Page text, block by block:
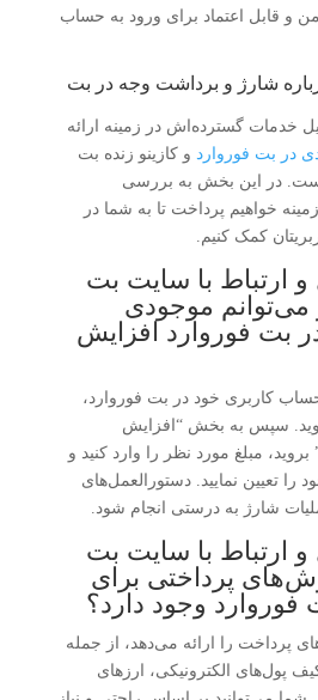
و قابل اعتماد برای ورود به حساب
شارژ و برداشت وجه در بت
خدمات گسترده‌اش در زمینه ارائه
در بت فورواردو کازینو زنده بت
در این بخش به بررسی
خواهیم پرداخت تا به شما در
کمک کنیم.
ارتباط با سایت بت
می‌توانم موجودی
بت فوروارد افزایش
کاربری خود در بت فوروارد،
سپس به بخش “افزایش
مبلغ مورد نظر را وارد کنید و
را تعیین نمایید. دستورالعمل‌های
شارژ به درستی انجام شود.
ارتباط با سایت بت
پرداختی برای
فوروارد وجود دارد؟
پرداخت را ارائه می‌دهد، از جمله
پول‌های الکترونیکی، ارزهای